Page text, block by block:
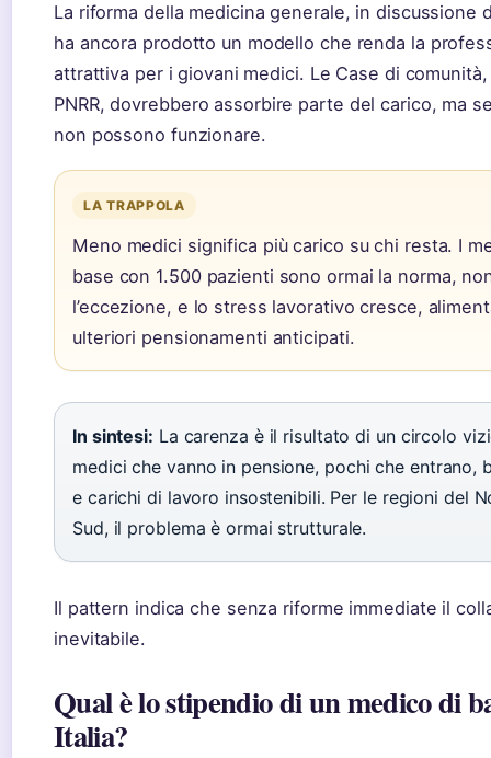
La riforma della medicina generale, in discussione
ha ancora prodotto un modello che renda la
attrattiva per i giovani medici. Le Case di
PNRR, dovrebbero assorbire parte del carico, ma
non possono funzionare.
LA TRAPPOLA
Meno medici significa più carico su chi resta. I
base con 1.500 pazienti sono ormai la norma,
l’eccezione, e lo stress lavorativo cresce,
ulteriori pensionamenti anticipati.
In sintesi: La carenza è il risultato di un circolo
medici che vanno in pensione, pochi che entrano,
e carichi di lavoro insostenibili. Per le regioni del
Sud, il problema è ormai strutturale.
Il pattern indica che senza riforme immediate il
inevitabile.
Qual è lo stipendio di un medico di
Italia?